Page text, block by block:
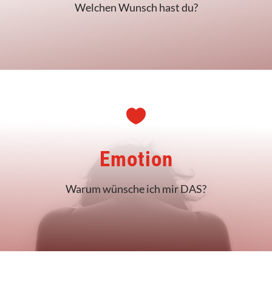
Welchen Wunsch hast du?

Emotion
Warum wünsche ich mir DAS?